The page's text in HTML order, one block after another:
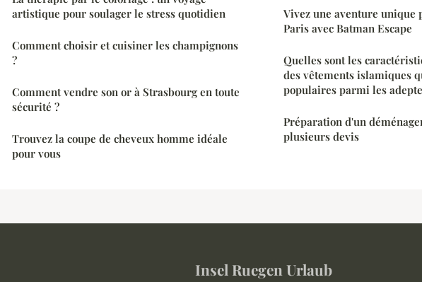
artistique pour soulager le stress quotidien
Comment choisir et cuisiner les champignons
?
Comment vendre son or à Strasbourg en toute
sécurité ?
Trouvez la coupe de cheveux homme idéale
pour vous
Vivez une aventure unique
Paris avec Batman Escape
Quelles sont les
des vêtements islamiques
populaires parmi les
Préparation d'un
plusieurs devis
Insel Ruegen Urlaub